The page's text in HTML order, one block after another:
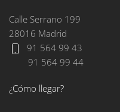
Calle Serrano 199
28016 Madrid
91 564 99 43
91 564 99 44
¿Cómo llegar?